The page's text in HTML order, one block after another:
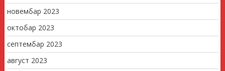
новембар 2023
октобар 2023
септембар 2023
август 2023